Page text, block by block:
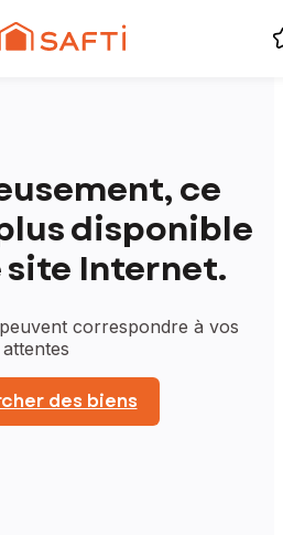
ce
disponible
Internet.
correspondre à vos
attentes
des biens